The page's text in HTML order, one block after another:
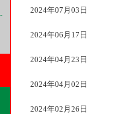
2024年07月03日
2024年06月17日
2024年04月23日
2024年04月02日
2024年02月26日